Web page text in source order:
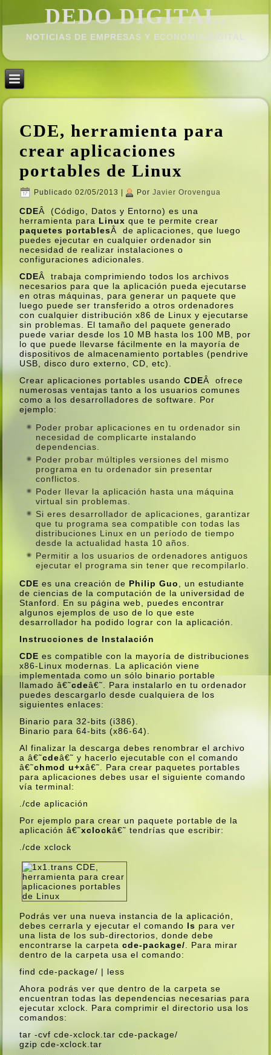
DEDO DIGITAL.
NOTICIAS DE EMPRESAS Y ECONOMÍ­A DIGITAL
CDE, herramienta para
crear aplicaciones
portables de Linux
Publicado 02/05/2013 Por Javier Orovengua
CDEÂ (Código, Datos y Entorno) es una
herramienta para Linux que te permite crear
paquetes portablesÂ de aplicaciones, que luego
puedes ejecutar en cualquier ordenador sin
necesidad de realizar instalaciones o
configuraciones adicionales.
CDEÂ trabaja comprimiendo todos los archivos
necesarios para que la aplicación pueda ejecutarse
en otras máquinas, para generar un paquete que
luego puede ser transferido a otros ordenadores
con cualquier distribución x86 de Linux y ejecutarse
sin problemas. El tamaño del paquete generado
puede variar desde los 10 MB hasta los 100 MB, por
lo que puede llevarse fácilmente en la mayorí­a de
dispositivos de almacenamiento portables (pendrive
USB, disco duro externo, CD, etc).
Crear aplicaciones portables usandoCDEÂ ofrece
numerosas ventajas tanto a los usuarios comunes
como a los desarrolladores de software. Por
ejemplo:
Poder probar aplicaciones en tu ordenador sin
necesidad de complicarte instalando
dependencias.
Poder probar múltiples versiones del mismo
programa en tu ordenador sin presentar
conflictos.
Poder llevar la aplicación hasta una máquina
virtual sin problemas.
Si eres desarrollador de aplicaciones, garantizar
que tu programa sea compatible con todas las
distribuciones Linux en un perí­odo de tiempo
desde la actualidad hasta 10 años.
Permitir a los usuarios de ordenadores antiguos
ejecutar el programa sin tener que recompilarlo.
CDE es una creación de Philip Guo
, un estudiante
de ciencias de la computación de la universidad de
Stanford. En su página web, puedes encontrar
algunos ejemplos de uso de lo que este
desarrollador ha podido lograr con la aplicación.
Instrucciones de Instalación
CDE es compatible con la mayorí­a de distribuciones
x86-Linux modernas. La aplicación viene
implementada como un sólo binario portable
llamado â€˜cdeâ€˜. Para instalarlo en tu ordenador
puedes descargarlo desde cualquiera de los
siguientes enlaces:
Binario para 32-bits (i386).
Binario para 64-bits (x86-64).
Al finalizar la descarga debes renombrar el archivo
a â€˜cdeâ€˜ y hacerlo ejecutable con el comando
â€˜chmod u+xâ€˜. Para crear paquetes portables
para aplicaciones debes usar el siguiente comando
ví­a terminal:
./cde aplicación
Por ejemplo para crear un paquete portable de la
aplicación â€˜xclockâ€˜ tendrí­as que escribir:
./cde xclock
Podrás ver una nueva instancia de la aplicación,
debes cerrarla y ejecutar el comando ls para ver
una lista de los sub-directorios, donde debe
encontrarse la carpetacde-package/ . Para mirar
dentro de la carpeta usa el comando:
find cde-package/ | less
Ahora podrás ver que dentro de la carpeta se
encuentran todas las dependencias necesarias para
ejecutar xclock. Para comprimir el directorio usa los
comandos:
tar -cvf cde-xclock.tar cde-package/
gzip cde-xclock.tar